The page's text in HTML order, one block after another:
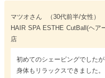
マツオさん
（30代前半/女性）
HAIR SPA ESTHE CutBall(ヘ
店
初めてのシェービングでした
身体もリラックスできました。